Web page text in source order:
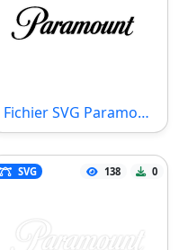
Fichier SVG Paramount Network Alternative Logo
SVG 138 0